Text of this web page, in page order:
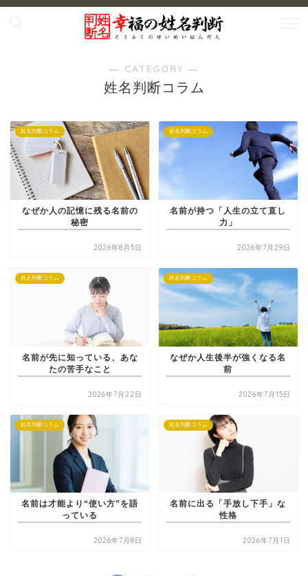
― CATEGORY ―
姓名判断コラム
姓名判断コラム
なぜか人の記憶に残る名前の
秘密
2026年8月5日
姓名判断コラム
名前が持つ「人生の立て直し
力」
2026年7月29日
姓名判断コラム
名前が先に知っている、あな
たの苦手なこと
2026年7月22日
姓名判断コラム
なぜか人生後半が強くなる名
前
2026年7月15日
姓名判断コラム
名前は才能より“使い方”を語
っている
2026年7月8日
姓名判断コラム
名前に出る「手放し下手」な
性格
2026年7月1日